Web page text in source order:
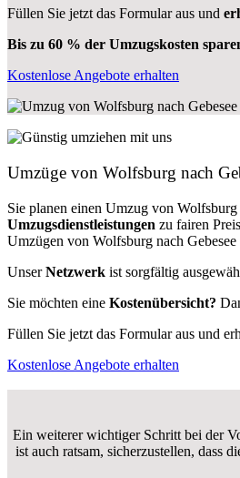
Füllen Sie jetzt das Formular aus und
Bis zu 60 % der Umzugskosten
Kostenlose Angebote erhalten
Umzüge von Wolfsburg nach
Sie planen einen Umzug von
Umzugsdienstleistungen zu fairen
Umzügen von Wolfsburg nach
UnserNetzwerk ist sorgfältig
Sie möchten eine Kostenübersicht?
Füllen Sie jetzt das Formular aus und
Kostenlose Angebote erhalten
Ein weiterer wichtiger Schritt bei der
ist auch ratsam, sicherzustellen, dass